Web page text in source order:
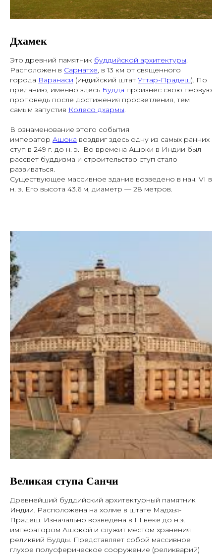
Дхамек
Это древний памятник буддийской архитектуры.
Расположен в Сарнатхе, в 13 км от священного
города Варанаси (индийский штат Уттар-Прадеш). По
преданию, именно здесь Будда произнёс свою первую
проповедь после достижения просветления, тем
самым запустив Колесо дхармы.
В ознаменование этого события
император Ашока воздвиг здесь одну из самых ранних
ступ в 249 г. до н. э. Во времена Ашоки в Индии был
рассвет буддизма и строительство ступ стало
развиваться.
Существующее массивное здание возведено в нач. VI в
н. э. Его высота 43.6 м, диаметр — 28 метров.
Великая ступа Санчи
Древнейший буддийский архитектурный памятник
Индии. Расположена на холме в штате Мадхья-
Прадеш. Изначально возведена в III веке до н.э.
императором Ашокой и служит местом хранения
реликвий Будды. Представляет собой массивное
глухое полусферическое сооружение (реликварий)